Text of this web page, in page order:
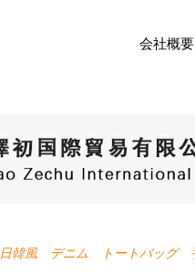
会社概要
日韓風 デニム トートバッグ